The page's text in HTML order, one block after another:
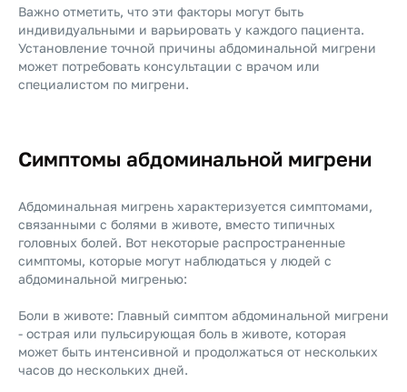
Важно отметить, что эти факторы могут быть
индивидуальными и варьировать у каждого пациента.
Установление точной причины абдоминальной мигрени
может потребовать консультации с врачом или
специалистом по мигрени.
Симптомы абдоминальной мигрени
Абдоминальная мигрень характеризуется симптомами,
связанными с болями в животе, вместо типичных
головных болей. Вот некоторые распространенные
симптомы, которые могут наблюдаться у людей с
абдоминальной мигренью:
Боли в животе: Главный симптом абдоминальной мигрени
- острая или пульсирующая боль в животе, которая
может быть интенсивной и продолжаться от нескольких
часов до нескольких дней.